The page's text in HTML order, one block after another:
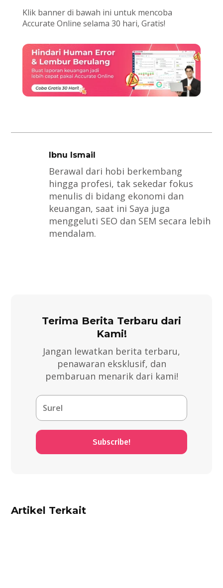
Klik banner di bawah ini untuk mencoba
Accurate Online selama 30 hari, Gratis!
Ibnu Ismail
Berawal dari hobi berkembang
hingga profesi, tak sekedar fokus
menulis di bidang ekonomi dan
keuangan, saat ini Saya juga
menggeluti SEO dan SEM secara lebih
mendalam.
Terima Berita Terbaru dari
Kami!
Jangan lewatkan berita terbaru,
penawaran eksklusif, dan
pembaruan menarik dari kami!
Subscribe!
Artikel Terkait